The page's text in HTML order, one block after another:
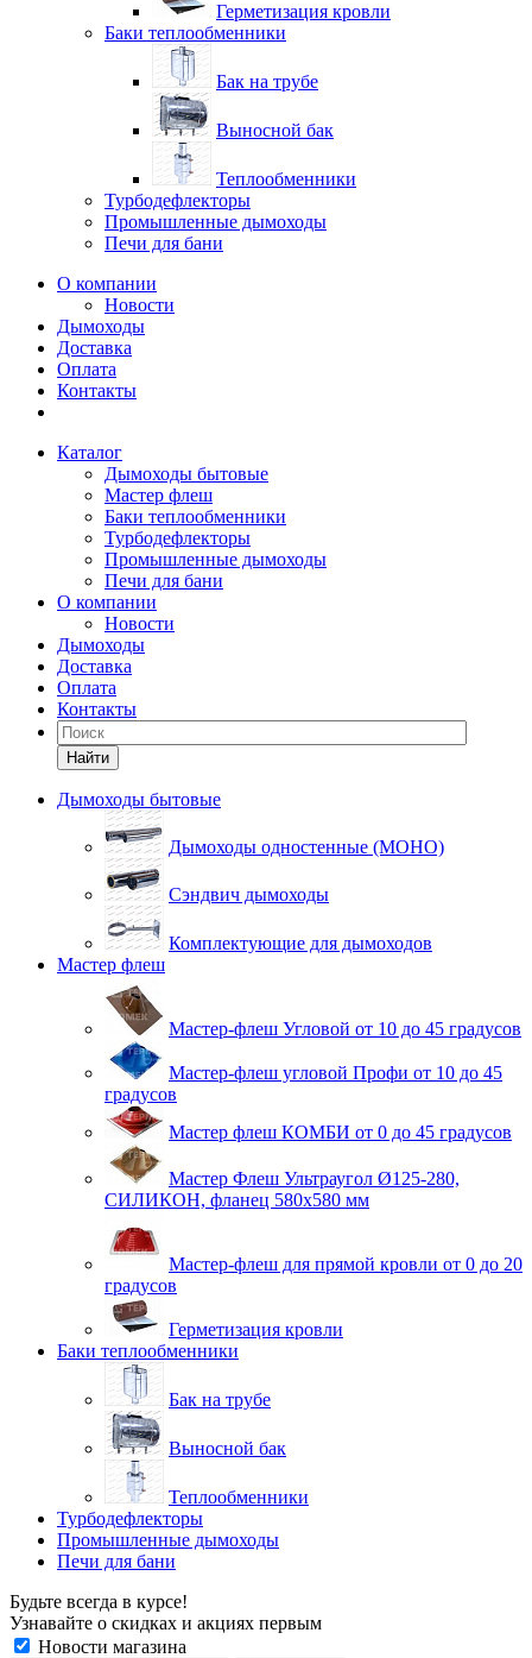
Герметизация кровли
Баки теплообменники
Бак на трубе
Выносной бак
Теплообменники
Турбодефлекторы
Промышленные дымоходы
Печи для бани
О компании
Новости
Дымоходы
Доставка
Оплата
Контакты
Каталог
Дымоходы бытовые
Мастер флеш
Баки теплообменники
Турбодефлекторы
Промышленные дымоходы
Печи для бани
О компании
Новости
Дымоходы
Доставка
Оплата
Контакты
Найти
Дымоходы бытовые
Дымоходы одностенные (МОНО)
Сэндвич дымоходы
Комплектующие для дымоходов
Мастер флеш
Мастер-флеш Угловой от 10 до 45 градусов
Мастер-флеш угловой Профи от 10 до 45
градусов
Мастер флеш КОМБИ от 0 до 45 градусов
Мастер Флеш Ультраугол Ø125-280,
СИЛИКОН, фланец 580х580 мм
Мастер-флеш для прямой кровли от 0 до 20
градусов
Герметизация кровли
Баки теплообменники
Бак на трубе
Выносной бак
Теплообменники
Турбодефлекторы
Промышленные дымоходы
Печи для бани
Будьте всегда в курсе!
Узнавайте о скидках и акциях первым
Новости магазина